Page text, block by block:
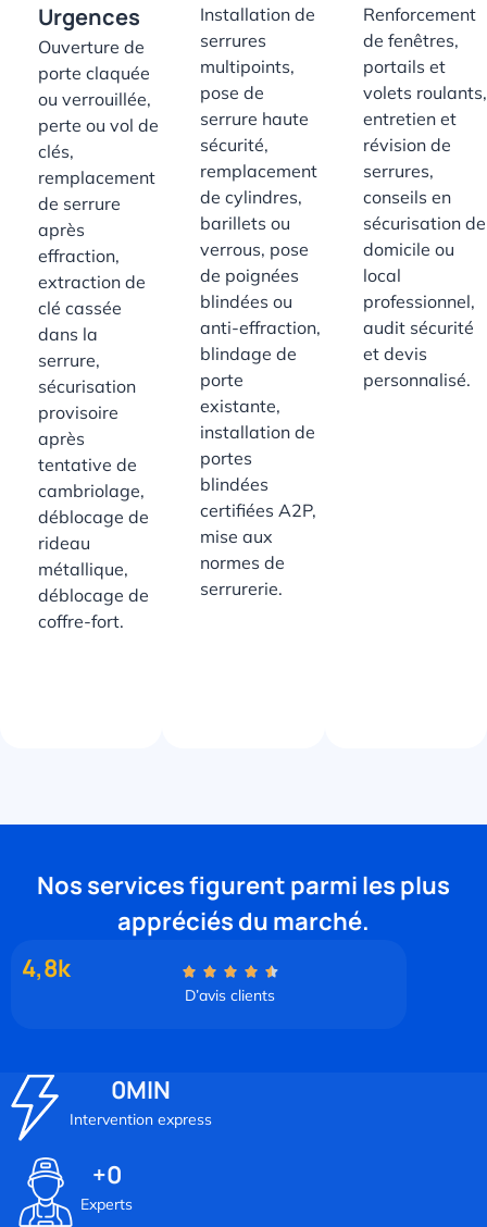
Urgences
Ouverture de
porte claquée
ou verrouillée,
perte ou vol de
clés,
remplacement
de serrure
après
effraction,
extraction de
clé cassée
dans la
serrure,
sécurisation
provisoire
après
tentative de
cambriolage,
déblocage de
rideau
métallique,
déblocage de
coffre-fort.
Installation de
serrures
multipoints,
pose de
serrure haute
sécurité,
remplacement
de cylindres,
barillets ou
verrous, pose
de poignées
blindées ou
anti-effraction,
blindage de
porte
existante,
installation de
portes
blindées
certifiées A2P,
mise aux
normes de
serrurerie.
Renforcement
de fenêtres,
portails et
volets roulants,
entretien et
révision de
serrures,
conseils en
sécurisation de
domicile ou
local
professionnel,
audit sécurité
et devis
personnalisé.
Nos services figurent parmi les plus
appréciés du marché.
4,8k
D’avis clients
Intervention express
0MIN
Experts
+0